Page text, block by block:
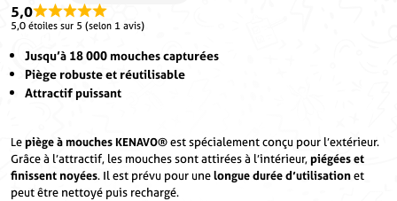
5,0
5,0 étoiles sur 5 (selon 1 avis)
Jusqu’à 18 000 mouches capturées
Piège robuste et réutilisable
Attractif puissant
Lepiège à mouches KENAVO®est spécialement conçu pour l’extérieur.
Grâce à l’attractif, les mouches sont attirées à l’intérieur,piégées et
finissent noyées. Il est prévu pour unelongue durée d’utilisationet
peut être nettoyé puis rechargé.